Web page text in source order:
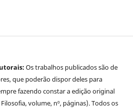
Os trabalhos publicados são de
que poderão dispor deles para
fazendo constar a edição original
volume, nº, páginas). Todos os